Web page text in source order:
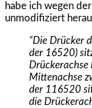
habe ich wegen
unmodifiziert
“Die Drücker
der 16520)
Drückerachse
Mittenachse
der 116520
die